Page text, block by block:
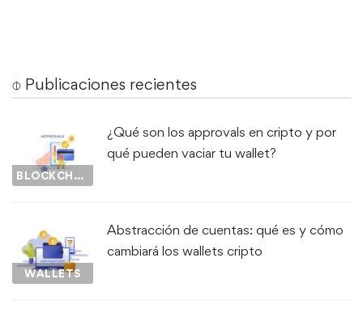
⌽ Publicaciones recientes
BLOCKCHAIN
¿Qué son los approvals en cripto y por
qué pueden vaciar tu wallet?
WALLETS
Abstracción de cuentas: qué es y cómo
cambiará los wallets cripto